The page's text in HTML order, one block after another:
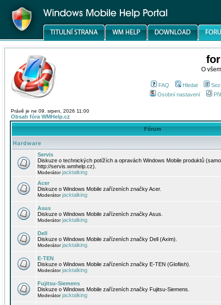
O
FAQ Hledat
Osobní nastavení
Právě je ne 09. srpen, 2026 11:00
Obsah fóra WMHelp.cz
Fórum
Hardware
Servis
Diskuze o technických potížích a opravách Windows Mobile produktů
http://servis.wmhelp.cz).
Moderátorjacktalking
Acer
Diskuze o Windows Mobile zařízeních značky Acer.
Moderátorjacktalking
Asus
Diskuze o Windows Mobile zařízeních značky Asus.
Moderátorjacktalking
Dell
Diskuze o Windows Mobile zařízeních značky Dell (Axim).
Moderátorjacktalking
E-TEN
Diskuze o Windows Mobile zařízeních značky E-TEN (Glofiish).
Moderátorjacktalking
Fujitsu-Siemens
Diskuze o Windows Mobile zařízeních značky Fujitsu-Siemens.
Moderátorjacktalking